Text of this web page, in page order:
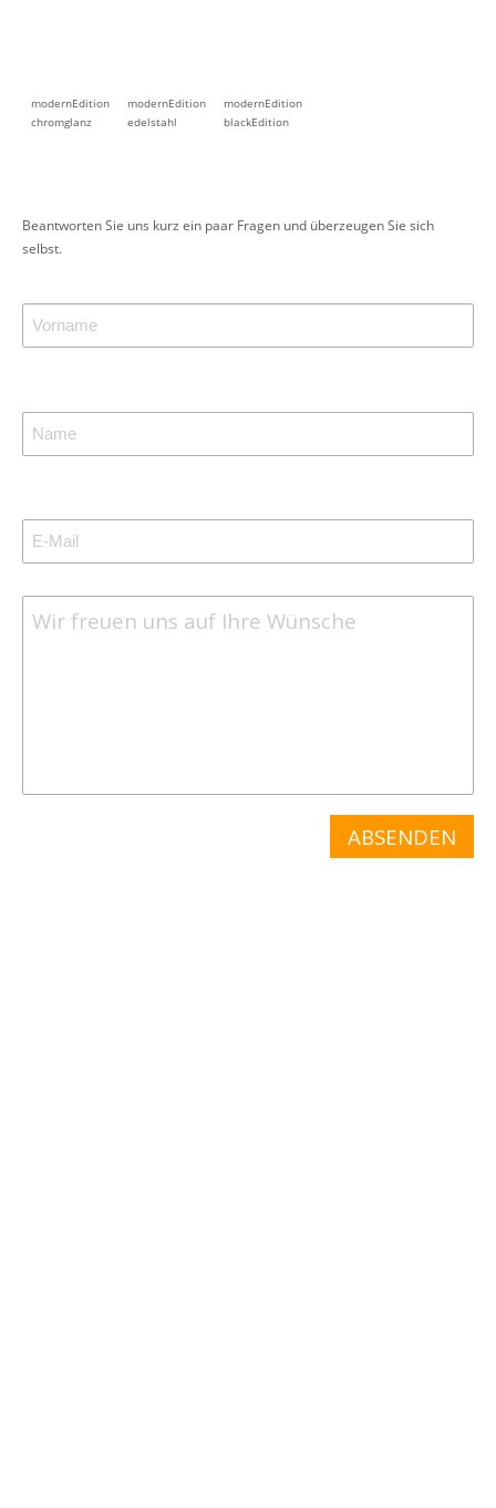
modernEdition
chromglanz
modernEdition
edelstahl
modernEdition
blackEdition
Beantworten Sie uns kurz ein paar Fragen und überzeugen Sie sich
selbst.